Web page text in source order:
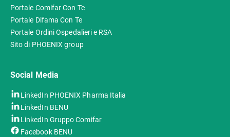
Portale Comifar Con Te
Portale Difama Con Te
Portale Ordini Ospedalieri e RSA
Sito di PHOENIX group
Social Media
LinkedIn PHOENIX Pharma Italia
LinkedIn BENU
LinkedIn Gruppo Comifar
Facebook BENU